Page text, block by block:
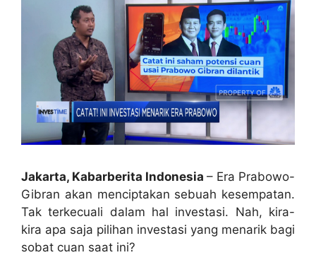
Jakarta, Kabarberita Indonesia – Era Prabowo-
Gibran akan menciptakan sebuah kesempatan.
Tak terkecuali dalam hal investasi. Nah, kira-
kira apa saja pilihan investasi yang menarik bagi
sobat cuan saat ini?